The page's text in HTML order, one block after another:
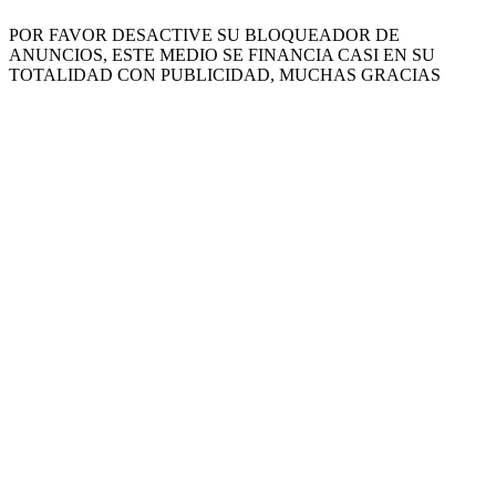
POR FAVOR DESACTIVE SU BLOQUEADOR DE
ANUNCIOS, ESTE MEDIO SE FINANCIA CASI EN SU
TOTALIDAD CON PUBLICIDAD, MUCHAS GRACIAS